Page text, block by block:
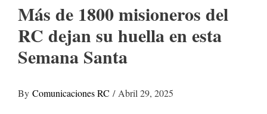
Más de 1800 misioneros del
RC dejan su huella en esta
Semana Santa
By Comunicaciones RC / Abril 29, 2025